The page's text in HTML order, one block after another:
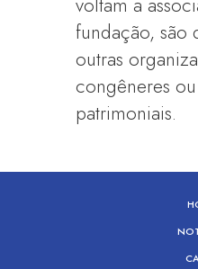
fundação, são
outras
congêneres
patrimoniais.